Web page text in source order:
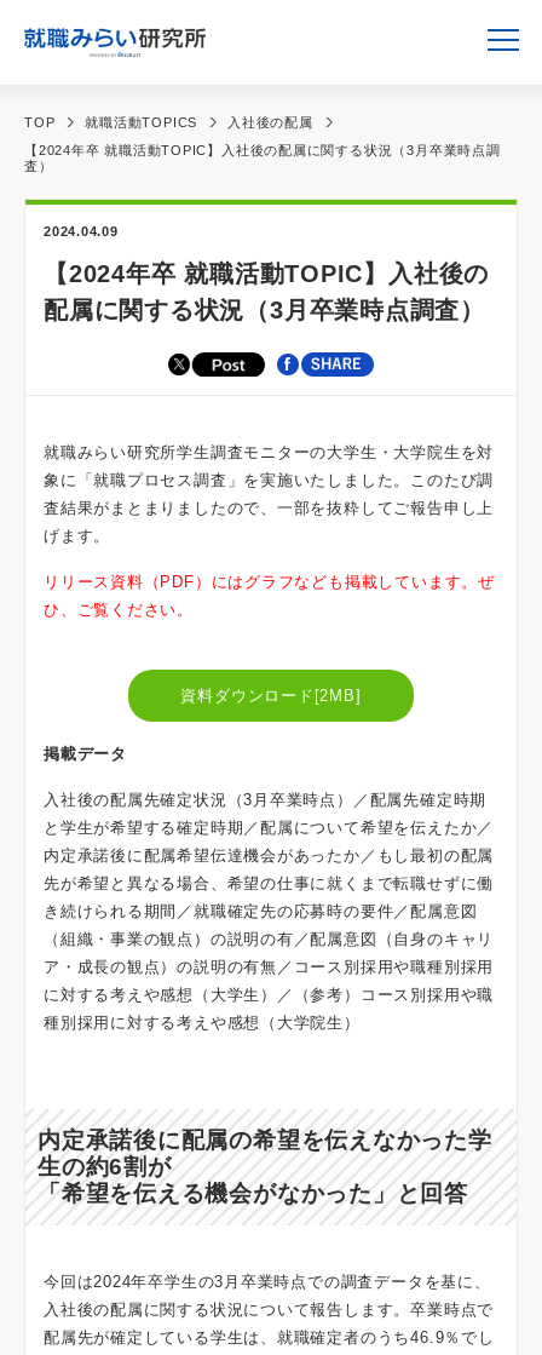
TOP 就職活動TOPICS
入社後の配属
【2024年卒 就職活動TOPIC】入社後の配属に関する状況（3月卒業時点調
査）
2024.04.09
【2024年卒 就職活動TOPIC】入社後の
配属に関する状況（3月卒業時点調査）
就職みらい研究所学生調査モニターの大学生・大学院生を対
象に「就職プロセス調査」を実施いたしました。このたび調
査結果がまとまりましたので、一部を抜粋してご報告申し上
げます。
リリース資料（PDF）にはグラフなども掲載しています。ぜ
ひ、ご覧ください。
資料ダウンロード[2MB]
掲載データ
入社後の配属先確定状況（3月卒業時点）／配属先確定時期
と学生が希望する確定時期／配属について希望を伝えたか／
内定承諾後に配属希望伝達機会があったか／もし最初の配属
先が希望と異なる場合、希望の仕事に就くまで転職せずに働
き続けられる期間／就職確定先の応募時の要件／配属意図
（組織・事業の観点）の説明の有／配属意図（自身のキャリ
ア・成長の観点）の説明の有無／コース別採用や職種別採用
に対する考えや感想（大学生）／（参考）コース別採用や職
種別採用に対する考えや感想（大学院生）
内定承諾後に配属の希望を伝えなかった学
生の約6割が
「希望を伝える機会がなかった」と回答
今回は2024年卒学生の3月卒業時点での調査データを基に、
入社後の配属に関する状況について報告します。卒業時点で
配属先が確定している学生は、就職確定者のうち46.9％でし